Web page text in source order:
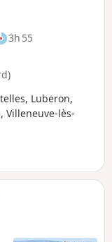
3h 55
Luberon,
Villeneuve-lès-